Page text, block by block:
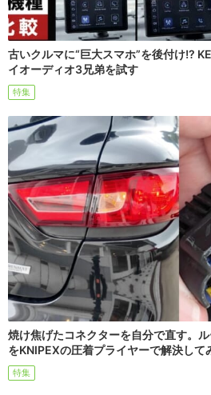
古いクルマに“巨大スマホ”を後付け!?
イオーディオ3兄弟を試す
特集
焼け焦げたコネクターを自分で直す。
をKNIPEXの圧着プライヤーで解決して
特集